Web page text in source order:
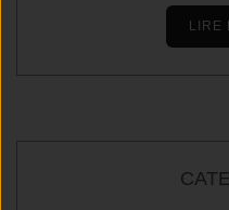
LIRE